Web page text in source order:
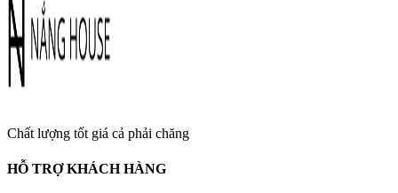
Chất lượng tốt giá cả phải chăng
HỖ TRỢ KHÁCH HÀNG